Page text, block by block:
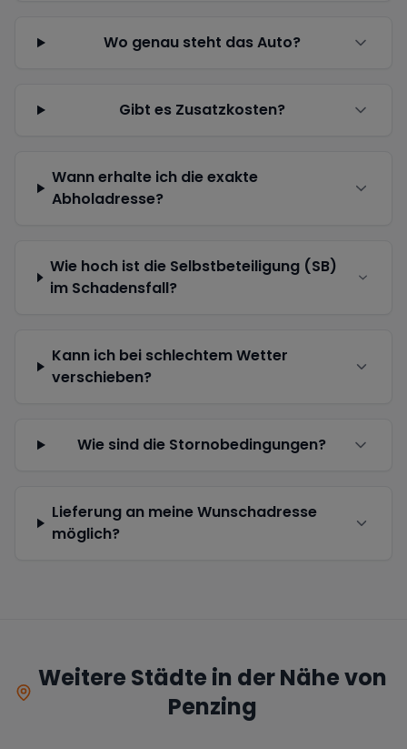
Wo genau steht das Auto?
Gibt es Zusatzkosten?
Wann erhalte ich die exakte
Abholadresse?
Wie hoch ist die Selbstbeteiligung (SB)
im Schadensfall?
Kann ich bei schlechtem Wetter
verschieben?
Wie sind die Stornobedingungen?
Lieferung an meine Wunschadresse
möglich?
Weitere Städte in der Nähe von
Penzing